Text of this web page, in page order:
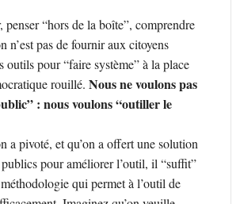
“hors de la boîte”, comprendre
n’est pas de fournir aux citoyens
outils pour “faire système” à la place
rouillé.Nous ne voulons pas
: nous voulons “outiller le
a pivoté, et qu’on a offert une solution
pour améliorer l’outil, il “suffit”
qui permet à l’outil de